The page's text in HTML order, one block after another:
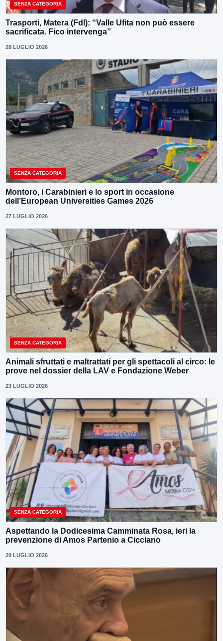
SENZA CATEGORIA
Trasporti, Matera (FdI): “Valle Ufita non può essere
sacrificata. Fico intervenga”
28 LUGLIO 2026
SENZA CATEGORIA
Montoro, i Carabinieri e lo sport in occasione
dell’European Universities Games 2026
27 LUGLIO 2026
SENZA CATEGORIA
Animali sfruttati e maltrattati per gli spettacoli al circo: le
prove nel dossier della LAV e Fondazione Weber
23 LUGLIO 2026
SENZA CATEGORIA
Aspettando la Dodicesima Camminata Rosa, ieri la
prevenzione di Amos Partenio a Cicciano
20 LUGLIO 2026